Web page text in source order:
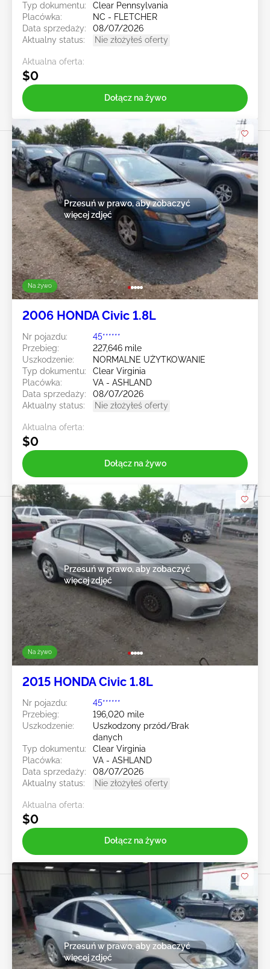
Typ dokumentu:
Clear Pennsylvania
Placówka:
NC - FLETCHER
Data sprzedaży:
08/07/2026
Aktualny status:
Nie złożyłeś oferty
Aktualna oferta:
$0
Dołącz na żywo
Na żywo
Przesuń w prawo, aby zobaczyć
więcej zdjęć
2006 HONDA Civic 1.8L
Nr pojazdu:
45******
Przebieg:
227,646 mile
Uszkodzenie:
NORMALNE UŻYTKOWANIE
Typ dokumentu:
Clear Virginia
Placówka:
VA - ASHLAND
Data sprzedaży:
08/07/2026
Aktualny status:
Nie złożyłeś oferty
Aktualna oferta:
$0
Dołącz na żywo
Na żywo
Przesuń w prawo, aby zobaczyć
więcej zdjęć
2015 HONDA Civic 1.8L
Nr pojazdu:
45******
Przebieg:
196,020 mile
Uszkodzenie:
Uszkodzony przód/Brak
danych
Typ dokumentu:
Clear Virginia
Placówka:
VA - ASHLAND
Data sprzedaży:
08/07/2026
Aktualny status:
Nie złożyłeś oferty
Aktualna oferta:
$0
Dołącz na żywo
Przesuń w prawo, aby zobaczyć
więcej zdjęć